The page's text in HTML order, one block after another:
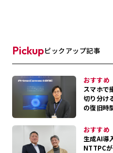
Pickupピックアップ記事
おすすめ
スマホで
切り分け
の復旧時
おすすめ
生成AI導
NTTPC